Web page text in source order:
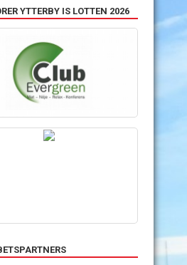
YTTERBY IS LOTTEN 2026